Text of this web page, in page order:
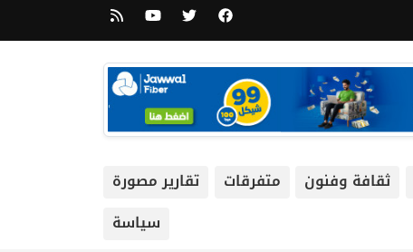
ثقافة وفنون متفرقات
تقارير مصورة
سياسة